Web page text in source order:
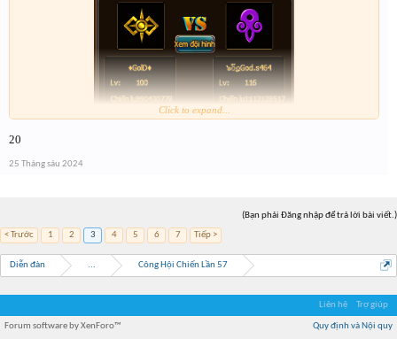
Click to expand...
20
25 Tháng sáu 2024
(Bạn phải Đăng nhập để trả lời bài viết.)
< Trước
1 2 3 4 5 6 7 Tiếp >
Diễn đàn ... Công Hội Chiến Lần 57
Liên hệ Trợ giúp
Quy định và Nội quy
Forum software by XenForo™